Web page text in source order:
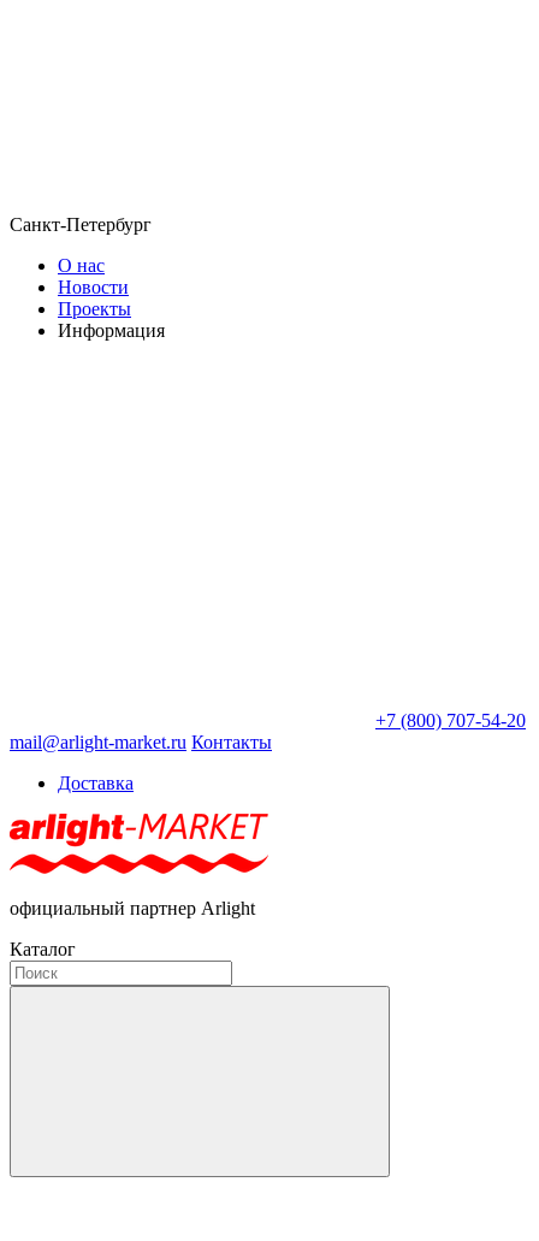
Санкт-Петербург
О нас
Новости
Проекты
Информация
+7 (800) 707-54-20
mail@arlight-market.ru Контакты
Доставка
официальный партнер Arlight
Каталог